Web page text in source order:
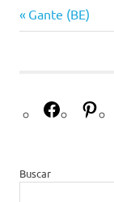
ciudades
Markt
de
Gante (BE)
Buscar